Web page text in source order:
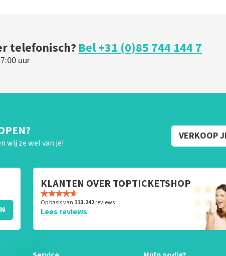
telefonisch?Bel +31 (0)85 744 144 7
uur
wij ze wel van je!
VERKOOP
KLANTEN OVER TOPTICKETSHOP
Op basis van 113.242reviews
Lees reviews